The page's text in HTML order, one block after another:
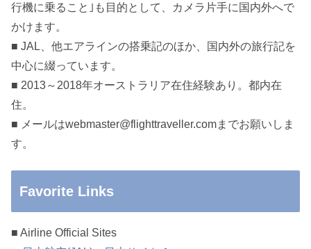
行機に乗ること｣も目的として、カメラ片手に国内外へで
かけます。
■ JAL、他エアラインの搭乗記のほか、国内外の旅行記を
中心に綴っています。
■ 2013～2018年オーストラリア在住経験あり。都内在
住。
■ メールはwebmaster@flighttraveller.comまでお願いしま
す。
Favorite Links
■ Airline Official Sites